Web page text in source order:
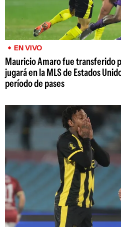
EN VIVO
Mauricio Amaro fue transferido
jugará en la MLS de Estados
período de pases